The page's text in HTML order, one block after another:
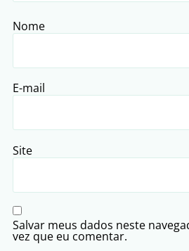
Nome
E-mail
Site
Salvar meus dados neste
vez que eu comentar.